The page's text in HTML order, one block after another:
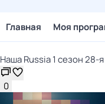
Главная Моя
Наша Russia 1 сезон 28-
0